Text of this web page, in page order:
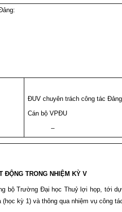
ĐUV chuyên trách công tác Đảng
Cán bộ VPĐU
–
ĐỘNG TRONG NHIỆM KỲ V
bộ Trường Đại học Thuỷ lợi họp, tới
kỳ 1) và thông qua nhiệm vụ công